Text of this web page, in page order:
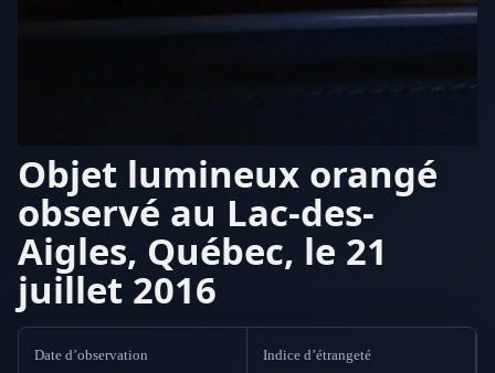
Objet lumineux orangé
observé au Lac-des-
Aigles, Québec, le 21
juillet 2016
Date d’observation Indice d’étrangeté